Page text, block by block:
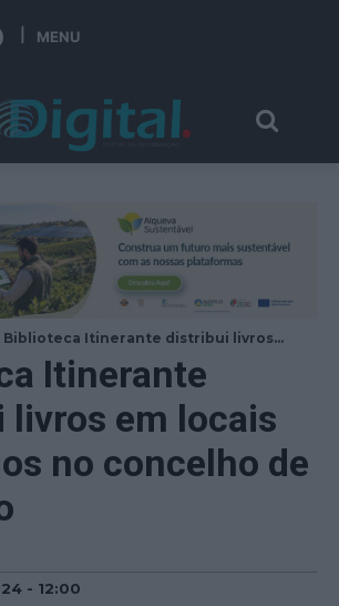
MENU
Biblioteca Itinerante distribui livros...
Itinerante
em locais
no concelho de
- 12:00